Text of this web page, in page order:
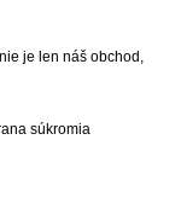
je len náš obchod,
súkromia